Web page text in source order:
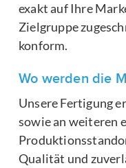
exakt auf Ihre
Zielgruppe
konform.
Wo werden die
Unsere Fertigung
sowie an weiteren
Qualität und